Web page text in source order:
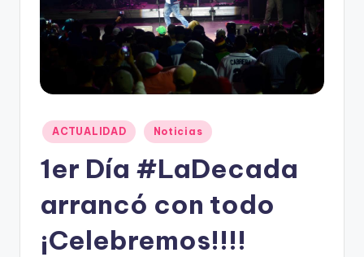
Anfiteatros,
Acrobacia,
DanceHall,
Investigación,
Tienda
Arte.
Publicado
en
ACTUALIDAD Noticias
1er Día #LaDecada
arrancó con todo
¡Celebremos!!!!